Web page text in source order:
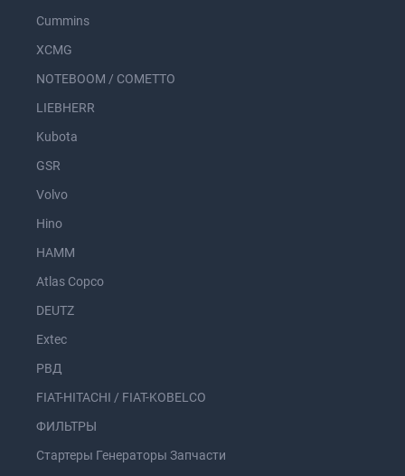
Cummins
XCMG
NOTEBOOM / COMETTO
LIEBHERR
Kubota
GSR
Volvo
Hino
HAMM
Atlas Copco
DEUTZ
Extec
РВД
FIAT-HITACHI / FIAT-KOBELCO
ФИЛЬТРЫ
Стартеры Генераторы Запчасти